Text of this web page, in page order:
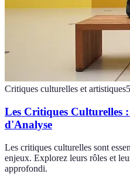
Critiques culturelles et artistiques5
Les Critiques Culturelles
d'Analyse
Les critiques culturelles sont
enjeux. Explorez leurs rôles et
approfondi.